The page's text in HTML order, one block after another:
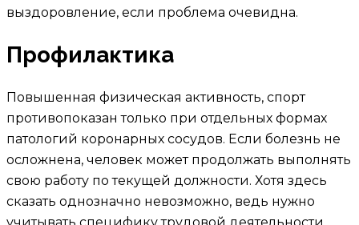
выздоровление, если проблема очевидна.
Профилактика
Повышенная физическая активность, спорт
противопоказан только при отдельных формах
патологий коронарных сосудов. Если болезнь не
осложнена, человек может продолжать выполнять
свою работу по текущей должности. Хотя здесь
сказать однозначно невозможно, ведь нужно